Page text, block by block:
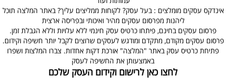
אינדקס עסקים מומלצים : בעל עסק? לקוחות ממליצים עליך? באתר המלצה תוכל
ליהנות מפרסום עסקים מהיר ואיכותי ובפריסה ארצית
פרסום עסקים בחינם, פיתחו כרטיס עסק חינמי ללא עלויות וללא הגבלת זמן.
פרסום עסקים מקודם, מתקדם ומודגש לעסקים שרוצים לקבל יותר חשיפה וקידום.
פתיחת כרטיס עסק באתר "המלצה" אורכת דקות אחדות. צברו המלצות ושפרו
באמצעותן את החשיפה לעסק
לחצו כאן לרישום וקידום העסק שלכם